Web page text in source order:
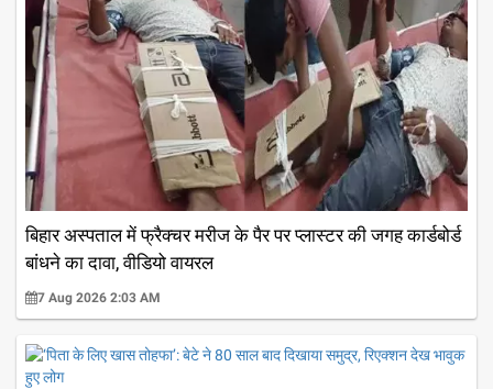
बिहार अस्पताल में फ्रैक्चर मरीज के पैर पर प्लास्टर की जगह कार्डबोर्ड
बांधने का दावा, वीडियो वायरल
7 Aug 2026 2:03 AM